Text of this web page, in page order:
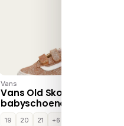
Vans
Vans Old Skool
babyschoenen – Roze
19 20 21
+6